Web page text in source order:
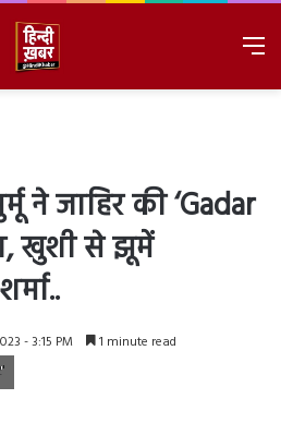
ने जाहिर की ‘Gadar
खुशी से झूमें
- 3:15 PM 1 minute read